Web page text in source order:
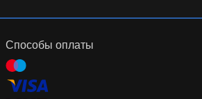
Способы оплаты